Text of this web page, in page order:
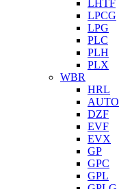
LHTF
LPCG
LPG
PLC
PLH
PLX
WBR
HRL
AUTO
DZF
EVF
EVX
GP
GPC
GPL